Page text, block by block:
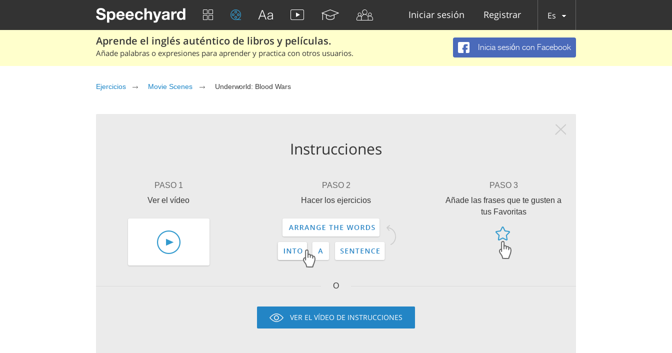
Iniciar sesión Registrar Es
Aprende el inglés auténtico de libros y películas.
Añade palabras o expresiones para aprender y practica con otros usuarios.
Inicia sesión con Facebook
Ejercicios Movie Scenes Underworld: Blood Wars
Instrucciones
PASO 1
Ver el vídeo
PASO 2
Hacer los ejercicios
PASO 3
Añade las frases que te gusten a
tus Favoritas
O
VER EL VÍDEO DE INSTRUCCIONES